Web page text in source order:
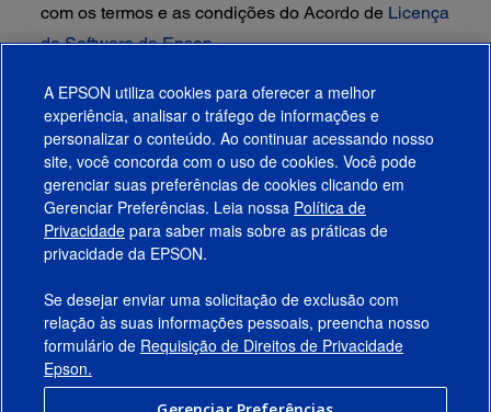
com os termos e as condições do Acordo de Licença
de Software da Epson.
Produtos
Suporte
Links Sugeridos
Empresa
A EPSON utiliza cookies para oferecer a melhor
experiência, analisar o tráfego de informações e
personalizar o conteúdo. Ao continuar acessando nosso
site, você concorda com o uso de cookies. Você pode
gerenciar suas preferências de cookies clicando em
Gerenciar Preferências. Leia nossa Política de
Privacidade para saber mais sobre as práticas de
privacidade da EPSON.
Se desejar enviar uma solicitação de exclusão com
relação às suas informações pessoais, preencha nosso
formulário de Requisição de Direitos de Privacidade
Epson.